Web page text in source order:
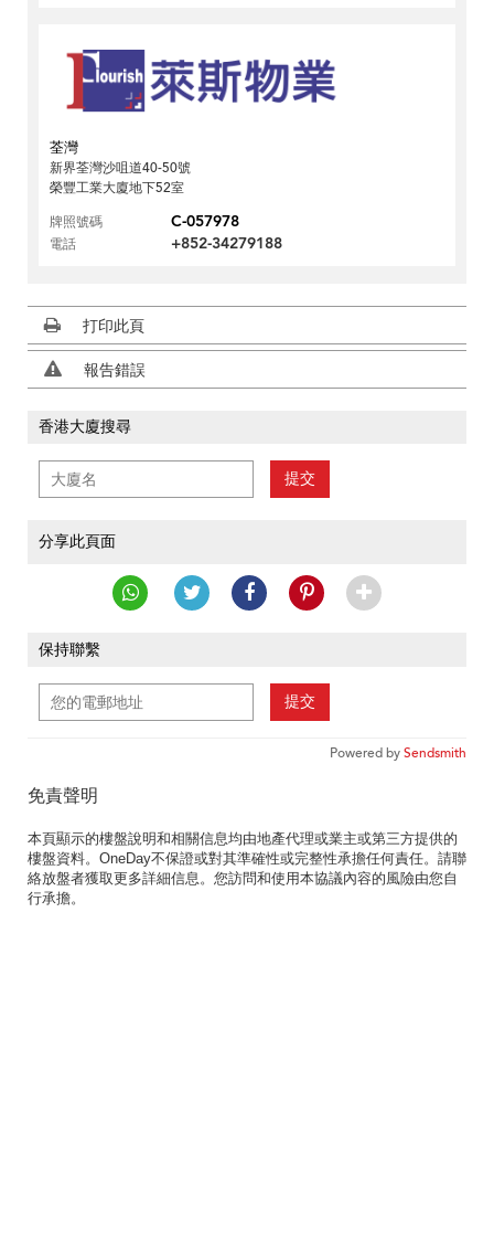
荃灣
新界荃灣沙咀道40-50號
榮豐工業大廈地下52室
牌照號碼
C-057978
電話 +852-34279188
打印此頁
報告錯誤
香港大廈搜尋
提交
分享此頁面
保持聯繫
提交
Powered bySendsmith
免責聲明
本頁顯示的樓盤說明和相關信息均由地產代理或業主或第三方提供的
樓盤資料。OneDay不保證或對其準確性或完整性承擔任何責任。請聯
絡放盤者獲取更多詳細信息。您訪問和使用本協議內容的風險由您自
行承擔。